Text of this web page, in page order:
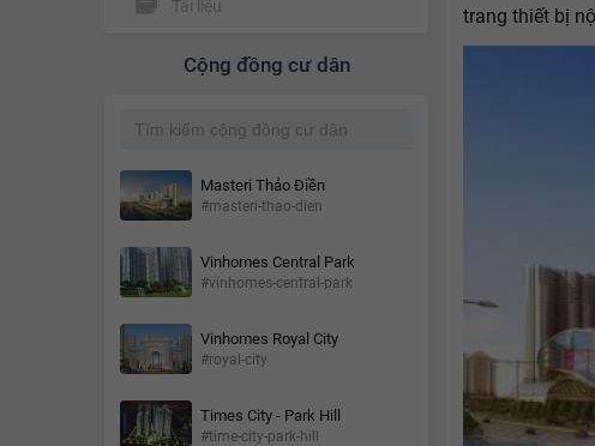
Tài liệu
Cộng đồng cư dân
Masteri Thảo Điền
#masteri-thao-dien
Vinhomes Central Park
#vinhomes-central-park
Vinhomes Royal City
#royal-city
Times City - Park Hill
#time-city-park-hill
trang thiết bị